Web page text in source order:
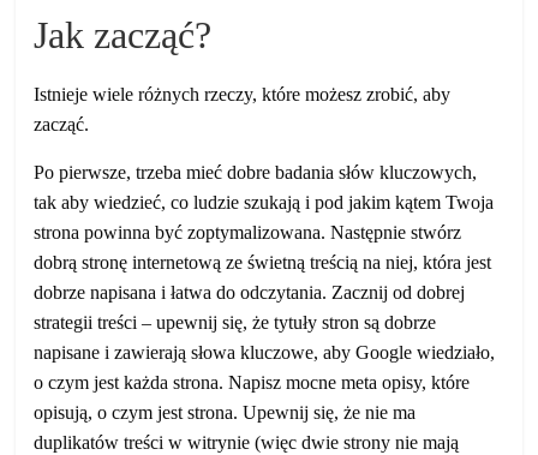
Jak zacząć?
Istnieje wiele różnych rzeczy, które możesz zrobić, aby
zacząć.
Po pierwsze, trzeba mieć dobre badania słów kluczowych,
tak aby wiedzieć, co ludzie szukają i pod jakim kątem Twoja
strona powinna być zoptymalizowana. Następnie stwórz
dobrą stronę internetową ze świetną treścią na niej, która jest
dobrze napisana i łatwa do odczytania. Zacznij od dobrej
strategii treści – upewnij się, że tytuły stron są dobrze
napisane i zawierają słowa kluczowe, aby Google wiedziało,
o czym jest każda strona. Napisz mocne meta opisy, które
opisują, o czym jest strona. Upewnij się, że nie ma
duplikatów treści w witrynie (więc dwie strony nie mają